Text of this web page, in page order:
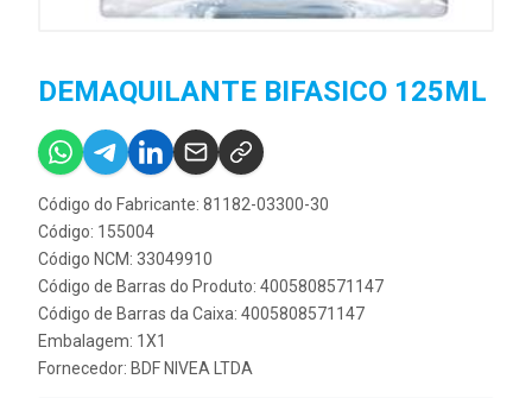
DEMAQUILANTE BIFASICO 125ML
Código do Fabricante: 81182-03300-30
Código: 155004
Código NCM: 33049910
Código de Barras do Produto: 4005808571147
Código de Barras da Caixa: 4005808571147
Embalagem: 1X1
Fornecedor: BDF NIVEA LTDA